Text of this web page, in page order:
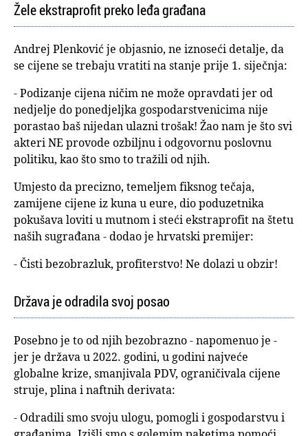
Žele ekstraprofit preko leđa građana
Andrej Plenković je objasnio, ne iznoseći detalje, da
se cijene se trebaju vratiti na stanje prije 1. siječnja:
- Podizanje cijena ničim ne može opravdati jer od
nedjelje do ponedjeljka gospodarstvenicima nije
porastao baš nijedan ulazni trošak! Žao nam je što svi
akteri NE provode ozbiljnu i odgovornu poslovnu
politiku, kao što smo to tražili od njih.
Umjesto da precizno, temeljem fiksnog tečaja,
zamijene cijene iz kuna u eure, dio poduzetnika
pokušava loviti u mutnom i steći ekstraprofit na štetu
naših sugrađana - dodao je hrvatski premijer:
- Čisti bezobrazluk, profiterstvo! Ne dolazi u obzir!
Država je odradila svoj posao
Posebno je to od njih bezobrazno - napomenuo je -
jer je država u 2022. godini, u godini najveće
globalne krize, smanjivala PDV, ograničivala cijene
struje, plina i naftnih derivata:
- Odradili smo svoju ulogu, pomogli i gospodarstvu i